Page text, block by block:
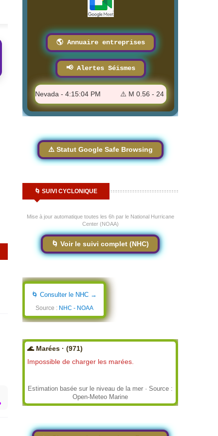
🌎 Annuaire entreprises
📢 Alertes Séismes
Nevada - 4:15:04 PM ⚠️ M 0.56 - 24 km N of Borrego
⚠️ Statut Google Safe Browsing
🌀 SUIVI CYCLONIQUE
Mise à jour automatique toutes les 6h par le National Hurricane
Center (NOAA)
🌀 Voir le suivi complet (NHC)
🌀 Consulter le NHC →
Source : NHC - NOAA
🌊 Marées · (971)
Impossible de charger les marées.
Estimation basée sur le niveau de la mer · Source :
Open-Meteo Marine